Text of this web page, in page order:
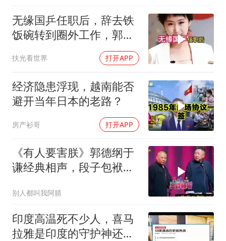
无缘国乒任职后，辞去铁
饭碗转到圈外工作，郭跃
扶光看世界 打开APP
经济隐患浮现，越南能否
避开当年日本的老路？
房产衫哥 打开APP
《有人要害朕》郭德纲于
谦经典相声，段子包袱满
别人都叫我阿腈
印度高温死不少人，喜马
拉雅是印度的守护神还是